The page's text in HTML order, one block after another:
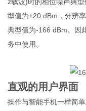
型值为+20 dBm，分辨
典型值为-166 dBm。因
务中使用。
直观的用户界面
操作与智能手机一样简